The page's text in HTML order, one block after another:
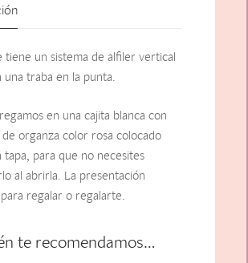
tiene un sistema de alfiler vertical
una traba en la punta.
en una cajita blanca con
organza color rosa colocado
tapa, para que no necesites
al abrirla. La presentación
regalar o regalarte.
te recomendamos…